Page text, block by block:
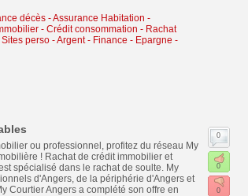
décès-Assurance Habitation -
- Crédit consommation - Rachat
perso-Argent - Finance - Epargne -
ou professionnel, profitez du réseau My
! Rachat de crédit immobilier et
spécialisé dans le rachat de soulte. My
d'Angers, de la périphérie d'Angers et
Courtier Angers a complété son offre en
0
0
0